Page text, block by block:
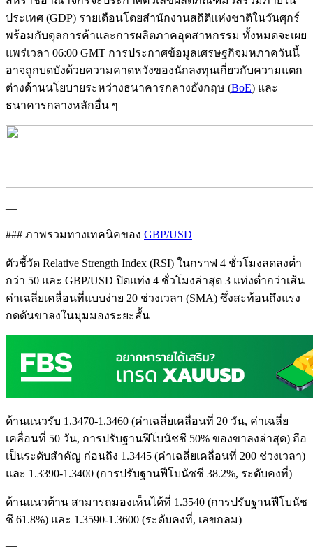
ประเทศ (GDP) รายเดือนโดยสำนักงานสถิติแห่งชาติในวันศุกร์
พร้อมกับดุลการค้าและการผลิตภาคอุตสาหกรรม ทั้งหมดจะเผย
แพร่เวลา 06:00 GMT การประกาศข้อมูลเศรษฐกิจมหภาควันนี้
อาจถูกบดบังด้วยความคาดหวังของนักลงทุนเกี่ยวกับความแตก
ต่างด้านนโยบายระหว่างธนาคารกลางอังกฤษ (BoE) และ
ธนาคารกลางหลักอื่น ๆ
—
### ภาพรวมทางเทคนิคของ GBP/USD
ตัวชี้วัด Relative Strength Index (RSI) ในกราฟ 4 ชั่วโมงลดลงต่ำ
กว่า 50 และ GBP/USD ปิดแท่ง 4 ชั่วโมงล่าสุด 3 แท่งต่ำกว่าเส้น
ค่าเฉลี่ยเคลื่อนที่แบบง่าย 20 ช่วงเวลา (SMA) ซึ่งสะท้อนถึงแรง
กดดันขาลงในมุมมองระยะสั้น
ด้านแนวรับ 1.3470-1.3460 (ค่าเฉลี่ยเคลื่อนที่ 20 วัน, ค่าเฉลี่ย
เคลื่อนที่ 50 วัน, การปรับฐานฟีโบนัชชี 50% ของขาลงล่าสุด) ถือ
เป็นระดับสำคัญ ก่อนถึง 1.3445 (ค่าเฉลี่ยเคลื่อนที่ 200 ช่วงเวลา)
และ 1.3390-1.3400 (การปรับฐานฟีโบนัชชี 38.2%, ระดับคงที่)
ด้านแนวต้าน สามารถมองเห็นได้ที่ 1.3540 (การปรับฐานฟีโบนัช
ชี 61.8%) และ 1.3590-1.3600 (ระดับคงที่, เลขกลม)
—